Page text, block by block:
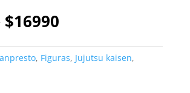
El
precio
original
era:
$16990El
actual
es:
, Figuras, Jujutsu kaisen,